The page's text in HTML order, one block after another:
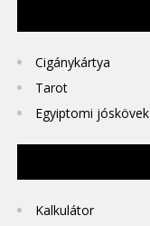
Cigánykártya
Tarot
Egyiptomi jóskövek
Kalkulátor